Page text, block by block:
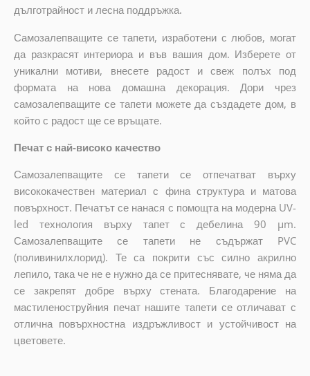
дълготрайност и лесна поддръжка.
Самозалепващите се тапети, изработени с любов, могат
да разкрасят интериора и във вашия дом. Изберете от
уникални мотиви, внесете радост и свеж полъх под
формата на нова домашна декорация. Дори чрез
самозалепващите се тапети можете да създадете дом, в
който с радост ще се връщате.
Печат с най-високо качество
Самозалепващите се тапети се отпечатват върху
висококачествен материал с фина структура и матова
повърхност. Печатът се нанася с помощта на модерна UV-
led технология върху тапет с дебелина 90 µm.
Самозалепващите се тапети не съдържат PVC
(поливинилхлорид). Те са покрити със силно акрилно
лепило, така че не е нужно да се притеснявате, че няма да
се закрепят добре върху стената. Благодарение на
мастиленоструйния печат нашите тапети се отличават с
отлична повърхностна издръжливост и устойчивост на
цветовете.